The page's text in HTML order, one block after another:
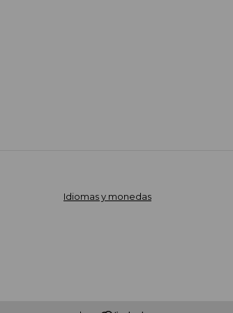
Idiomas y monedas